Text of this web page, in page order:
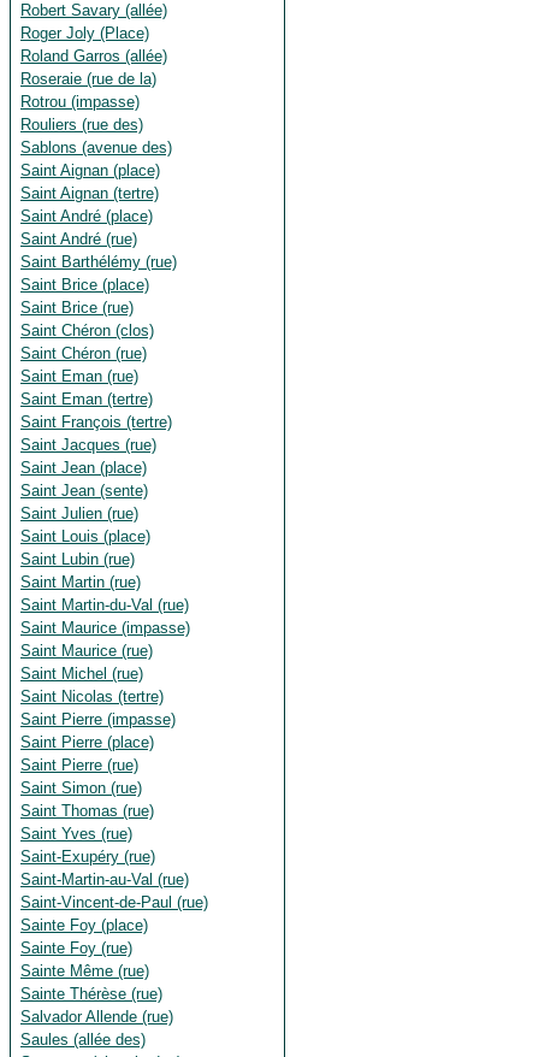
Robert Savary (allée)
Roger Joly (Place)
Roland Garros (allée)
Roseraie (rue de la)
Rotrou (impasse)
Rouliers (rue des)
Sablons (avenue des)
Saint Aignan (place)
Saint Aignan (tertre)
Saint André (place)
Saint André (rue)
Saint Barthélémy (rue)
Saint Brice (place)
Saint Brice (rue)
Saint Chéron (clos)
Saint Chéron (rue)
Saint Eman (rue)
Saint Eman (tertre)
Saint François (tertre)
Saint Jacques (rue)
Saint Jean (place)
Saint Jean (sente)
Saint Julien (rue)
Saint Louis (place)
Saint Lubin (rue)
Saint Martin (rue)
Saint Martin-du-Val (rue)
Saint Maurice (impasse)
Saint Maurice (rue)
Saint Michel (rue)
Saint Nicolas (tertre)
Saint Pierre (impasse)
Saint Pierre (place)
Saint Pierre (rue)
Saint Simon (rue)
Saint Thomas (rue)
Saint Yves (rue)
Saint-Exupéry (rue)
Saint-Martin-au-Val (rue)
Saint-Vincent-de-Paul (rue)
Sainte Foy (place)
Sainte Foy (rue)
Sainte Même (rue)
Sainte Thérèse (rue)
Salvador Allende (rue)
Saules (allée des)